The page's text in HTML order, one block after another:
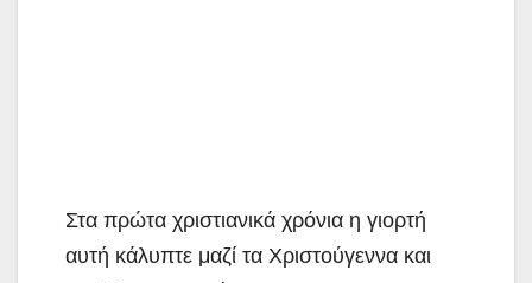
Στα πρώτα χριστιανικά χρόνια η γιορτή
αυτή κάλυπτε μαζί τα Χριστούγεννα και